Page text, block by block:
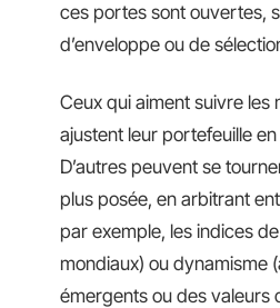
ces portes sont ouvertes,
d’enveloppe ou de
Ceux qui aiment suivre les
ajustent leur portefeuille
D’autres peuvent se
plus posée, en arbitrant
par exemple, les indices
mondiaux) ou dynamisme
émergents ou des valeurs